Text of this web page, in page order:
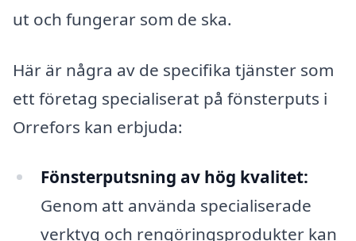
ut och fungerar som de ska.
Här är några av de specifika tjänster som
ett företag specialiserat på fönsterputs i
Orrefors kan erbjuda:
Fönsterputsning av hög kvalitet:
Genom att använda specialiserade
verktyg och rengöringsprodukter kan